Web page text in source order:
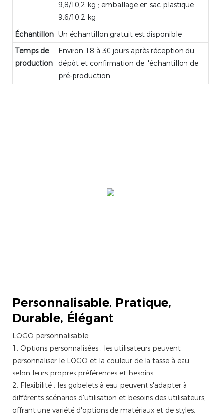
9,8/10,2 kg ; emballage en sac plastique
9,6/10,2 kg
Échantillon Un échantillon gratuit est disponible
Temps de
production
Environ 18 à 30 jours après réception du
dépôt et confirmation de l'échantillon de
pré-production.
Personnalisable, Pratique,
Durable, Élégant
LOGO personnalisable:
1. Options personnalisées : les utilisateurs peuvent
personnaliser le LOGO et la couleur de la tasse à eau
selon leurs propres préférences et besoins.
2. Flexibilité : les gobelets à eau peuvent s'adapter à
différents scénarios d'utilisation et besoins des utilisateurs,
offrant une variété d'options de matériaux et de styles.